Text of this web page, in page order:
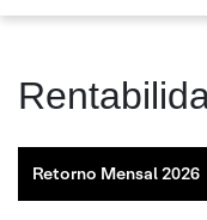
Retorno Mensal 2026